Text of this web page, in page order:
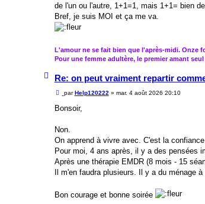
de l'un ou l'autre, 1+1=1, mais 1+1= bien
Bref, je suis MOI et ça me va.
L'amour ne se fait bien que l'après-midi. Onze
Pour une femme adultère, le premier amant
Re: on peut vraiment repartir
M
s
g
par Help120222» mar. 4 août 2026 20:10
Bonsoir,
Non.
On apprend à vivre avec. C'est la
Pour moi, 4 ans après, il y a des pensées
Après une thérapie EMDR (8 mois - 15
Il m'en faudra plusieurs. Il y a du ménage
Bon courage et bonne soirée
H
a